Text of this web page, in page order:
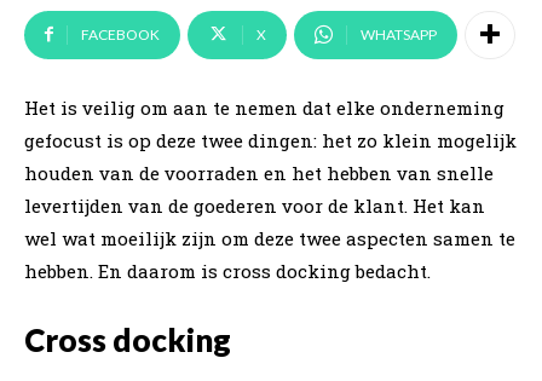
FACEBOOK X WHATSAPP
Het is veilig om aan te nemen dat elke onderneming
gefocust is op deze twee dingen: het zo klein mogelijk
houden van de voorraden en het hebben van snelle
levertijden van de goederen voor de klant. Het kan
wel wat moeilijk zijn om deze twee aspecten samen te
hebben. En daarom is cross docking bedacht.
Cross docking